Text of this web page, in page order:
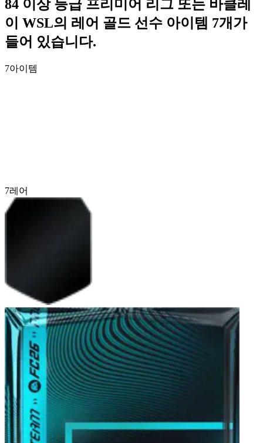
84 이상 등급 프리미어 리그 또는 바클레
이 WSL의 레어 골드 선수 아이템 7개가
들어 있습니다.
7아이템
7레어